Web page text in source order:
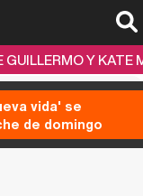
GUILLERMO Y KATE
vida' se
de domingo